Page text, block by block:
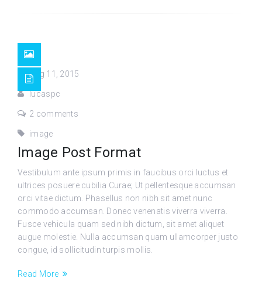
Aug 11, 2015
lucaspc
2 comments
image
Image Post Format
Vestibulum ante ipsum primis in faucibus orci luctus et
ultrices posuere cubilia Curae; Ut pellentesque accumsan
orci vitae dictum. Phasellus non nibh sit amet nunc
commodo accumsan. Donec venenatis viverra viverra.
Fusce vehicula quam sed nibh dictum, sit amet aliquet
augue molestie. Nulla accumsan quam ullamcorper justo
congue, id sollicitudin turpis mollis.
Read More